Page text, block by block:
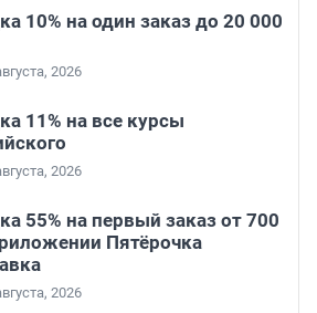
10% на один заказ до 20 000
2026
11% на все курсы
2026
55% на первый заказ от 700
Пятёрочка
2026